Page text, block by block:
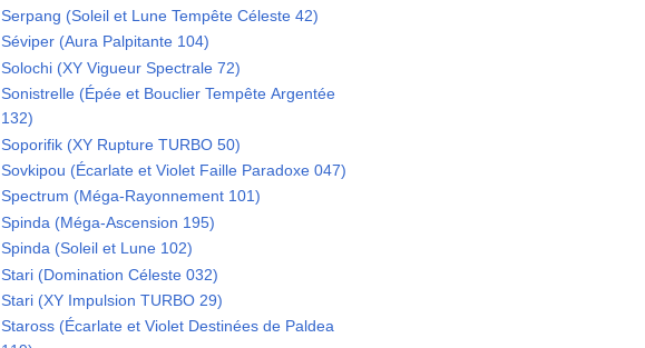
Serpang (Soleil et Lune Tempête Céleste 42)
Séviper (Aura Palpitante 104)
Solochi (XY Vigueur Spectrale 72)
Sonistrelle (Épée et Bouclier Tempête Argentée
132)
Soporifik (XY Rupture TURBO 50)
Sovkipou (Écarlate et Violet Faille Paradoxe 047)
Spectrum (Méga-Rayonnement 101)
Spinda (Méga-Ascension 195)
Spinda (Soleil et Lune 102)
Stari (Domination Céleste 032)
Stari (XY Impulsion TURBO 29)
Staross (Écarlate et Violet Destinées de Paldea